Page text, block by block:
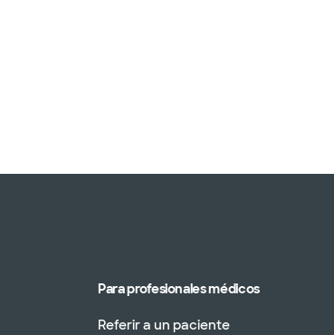
Para profesionales médicos
Referir a un paciente